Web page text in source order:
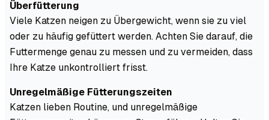
Überfütterung
Viele Katzen neigen zu Übergewicht, wenn sie zu viel
oder zu häufig gefüttert werden. Achten Sie darauf, die
Futtermenge genau zu messen und zu vermeiden, dass
Ihre Katze unkontrolliert frisst.
Unregelmäßige Fütterungszeiten
Katzen lieben Routine, und unregelmäßige